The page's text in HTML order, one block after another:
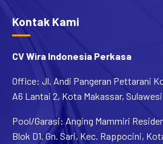
Kontak Kami
CV Wira Indonesia Perkasa
Office: Jl. Andi Pangeran Pettarani
A6 Lantai 2, Kota Makassar,
Pool/Garasi: Anging Mammiri
Blok D1, Gn. Sari, Kec. Rappocini,